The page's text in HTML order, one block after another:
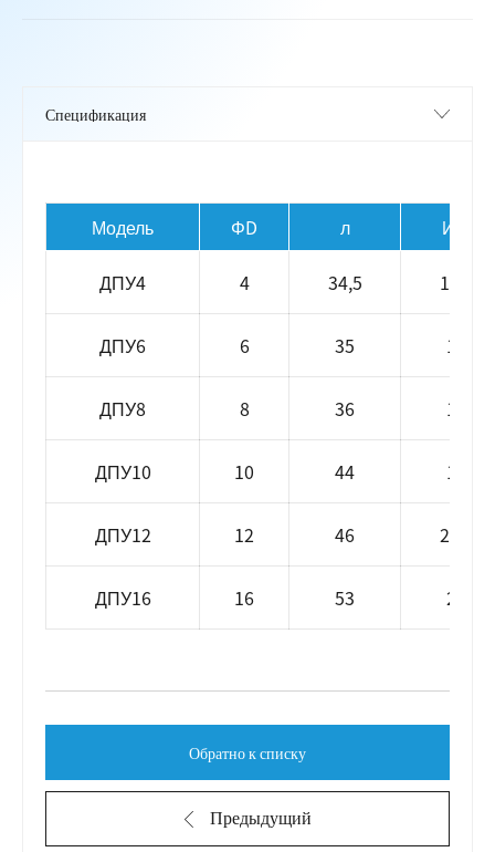
Модель ΦD л Икс
ДПУ4 4 34,5 11,6
ДПУ6 6 35 14
ДПУ8 8 36 16
ДПУ10 10 44 19
ДПУ12 12 46 21,5
ДПУ16 16 53 27
Предыдущий
Обратно к списку